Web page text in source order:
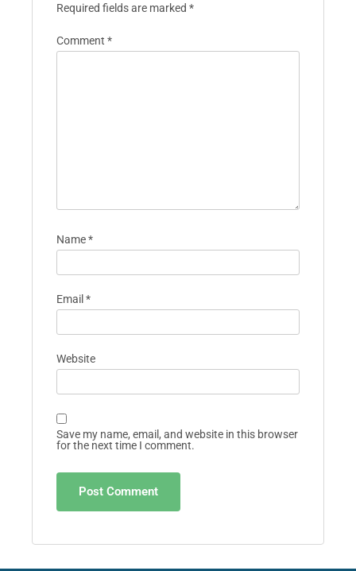
Required fields are marked *
Comment *
Name*
Email *
Website
Save my name, email, and website in this browser
for the next time I comment.